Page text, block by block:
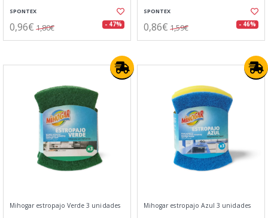
SPONTEX
0,96€ 1,80€ - 47%
SPONTEX
0,86€ 1,59€ - 46%
Mihogar estropajo Verde 3 unidades Mihogar estropajo Azul 3 unidades